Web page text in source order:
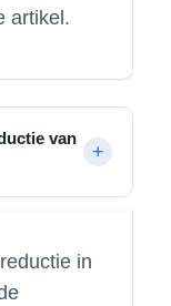
artikel.
van
in